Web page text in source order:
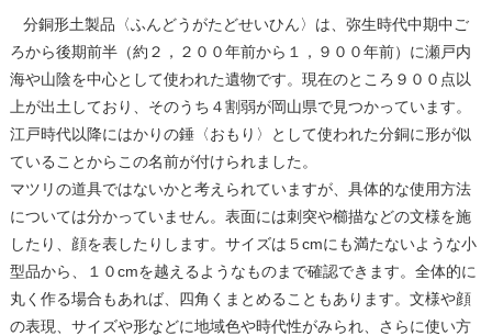
分銅形土製品〈ふんどうがたどせいひん〉は、弥生時代中期中ご
ろから後期前半（約２，２００年前から１，９００年前）に瀬戸内
海や山陰を中心として使われた遺物です。現在のところ９００点以
上が出土しており、そのうち４割弱が岡山県で見つかっています。
江戸時代以降にはかりの錘〈おもり〉として使われた分銅に形が似
ていることからこの名前が付けられました。
マツリの道具ではないかと考えられていますが、具体的な使用方法
については分かっていません。表面には刺突や櫛描などの文様を施
したり、顔を表したりします。サイズは５cmにも満たないような小
型品から、１０cmを越えるようなものまで確認できます。全体的に
丸く作る場合もあれば、四角くまとめることもあります。文様や顔
の表現、サイズや形などに地域色や時代性がみられ、さらに使い方